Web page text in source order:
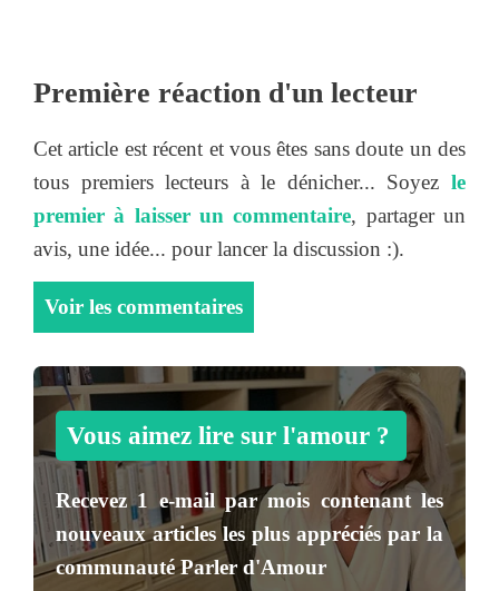
Première réaction d'un lecteur
Cet article est récent et vous êtes sans doute un des
tous premiers lecteurs à le dénicher... Soyez le
premier à laisser un commentaire, partager un
avis, une idée... pour lancer la discussion :).
Voir les commentaires
Vous aimez lire sur l'amour ?
Recevez1 e-mail par mois contenant les
nouveaux articles les plus appréciés par la
communautéParler d'Amour